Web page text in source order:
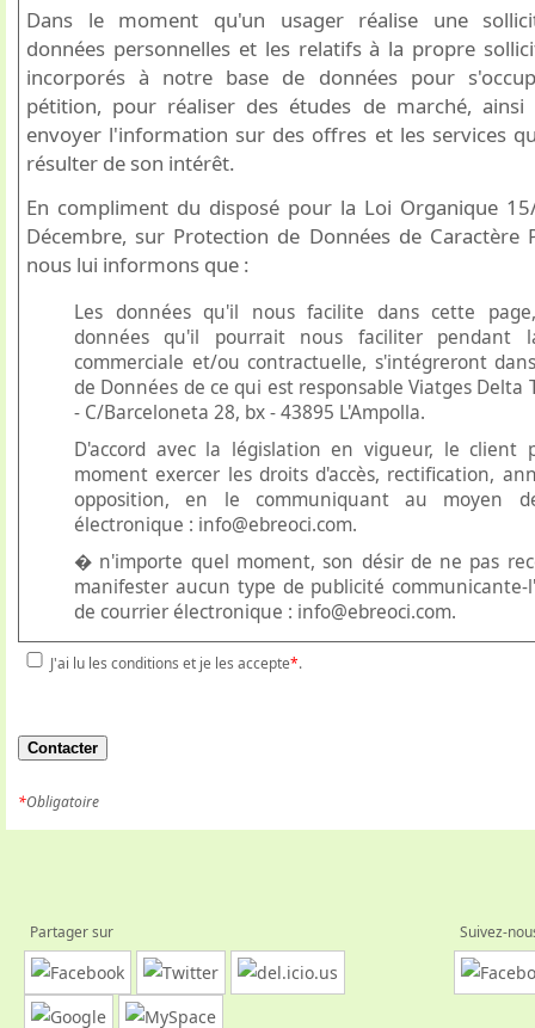
Dans le moment qu'un usager réalise une
données personnelles et les relatifs à la propre
incorporés à notre base de données pour
pétition, pour réaliser des études de marché,
envoyer l'information sur des offres et les services
résulter de son intérêt.
En compliment du disposé pour la Loi Organique
Décembre, sur Protection de Données de Caractère
nous lui informons que :
Les données qu'il nous facilite dans cette
données qu'il pourrait nous faciliter pendant
commerciale et/ou contractuelle, s'intégreront
de Données de ce qui est responsable Viatges Delta
- C/Barceloneta 28, bx - 43895 L'Ampolla.
D'accord avec la législation en vigueur, le client
moment exercer les droits d'accès, rectification,
opposition, en le communiquant au moyen
électronique : info@ebreoci.com.
� n'importe quel moment, son désir de ne pas
manifester aucun type de publicité communicante-
de courrier électronique : info@ebreoci.com.
J'ai lu les conditions et je les accepte*.
*Obligatoire
Partager sur Suivez-